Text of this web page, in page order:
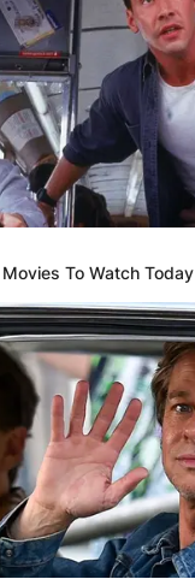
To Watch Today